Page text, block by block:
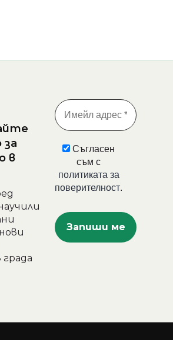
в
Съгласен
съм с
политиката за
поверителност.